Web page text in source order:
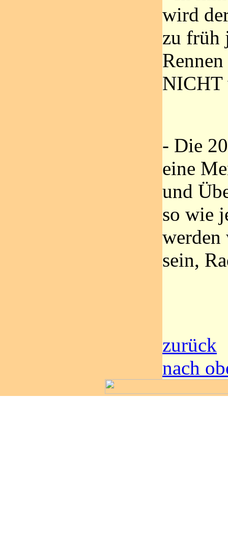
wird
zu früh
NICHT
- Die
eine
und
so wie
sein,
zurück
nach